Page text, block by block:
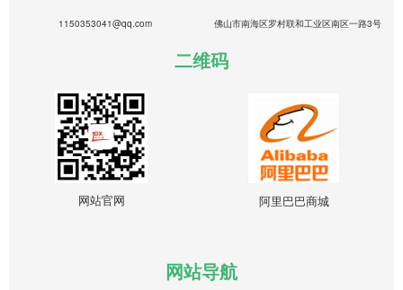
1150353041@qq.com 佛山市南海区罗村联和工业区南区一路3号
二维码
网站官网 阿里巴巴商城
网站导航